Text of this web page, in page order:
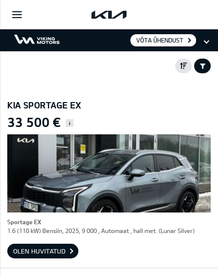
VÕTA ÜHENDUST
KIA SPORTAGE EX
33 500 € i
Sportage EX
1.6 (110 kW) Bensiin, 2025, 9 000 , Automaat , hall met. (Lunar Silver)
OLEN HUVITATUD